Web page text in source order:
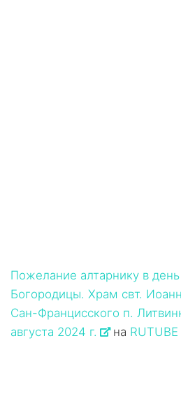
Пожелание алтарнику в
Богородицы. Храм свт.
Сан-Францисского п.
августа 2024 г.
на RUTUBE